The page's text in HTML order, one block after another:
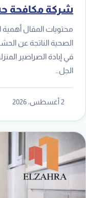
شركة مكافحة
محتويات المقال أهمية
الصحية الناتجة عن
في إبادة الصراصير
الجل…
2 أغسطس، 2026